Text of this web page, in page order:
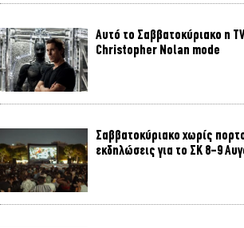
Αυτό το Σαββατοκύριακο η
Christopher Nolan mode
Σαββατοκύριακο χωρίς
εκδηλώσεις για το ΣΚ 8-9